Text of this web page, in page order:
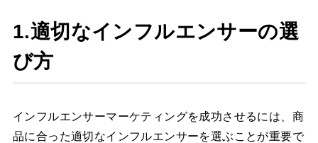
1.適切なインフルエンサーの選
び方
インフルエンサーマーケティングを成功させるには、商
品に合った適切なインフルエンサーを選ぶことが重要で